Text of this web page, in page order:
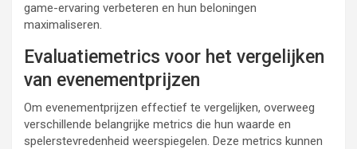
game-ervaring verbeteren en hun beloningen
maximaliseren.
Evaluatiemetrics voor het vergelijken
van evenementprijzen
Om evenementprijzen effectief te vergelijken, overweeg
verschillende belangrijke metrics die hun waarde en
spelerstevredenheid weerspiegelen. Deze metrics kunnen